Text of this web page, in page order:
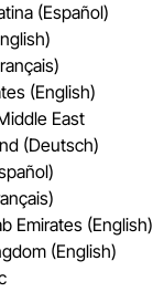
(Español)
(English)
East
(Deutsch)
Emirates (English)
(English)